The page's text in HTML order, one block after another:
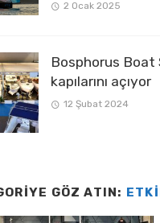
2 Ocak 2025
Bosphorus Boat
kapılarını açıyor
12 Şubat 2024
GÖZ ATIN: